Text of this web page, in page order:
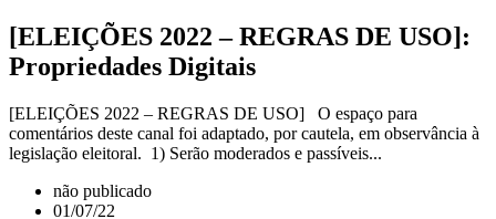
[ELEIÇÕES 2022 – REGRAS DE USO]:
Propriedades Digitais
[ELEIÇÕES 2022 – REGRAS DE USO] O espaço para
comentários deste canal foi adaptado, por cautela, em observância à
legislação eleitoral. 1) Serão moderados e passíveis...
não publicado
01/07/22